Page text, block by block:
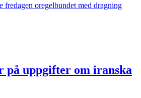
fredagen oregelbundet med dragning
på uppgifter om iranska